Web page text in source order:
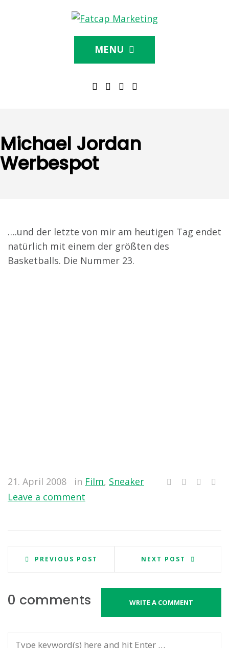
MENU
Michael Jordan
Werbespot
….und der letzte von mir am heutigen Tag endet
natürlich mit einem der größten des
Basketballs. Die Nummer 23.
21. April 2008 in Film, Sneaker
Leave a comment
PREVIOUS POST NEXT POST
0 comments WRITE A COMMENT